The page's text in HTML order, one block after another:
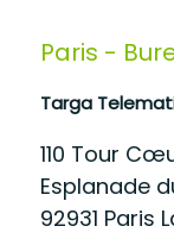
Paris -
Targa
110 Tour
Esplanade
92931 Paris